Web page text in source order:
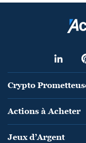
Crypto
Actions à Acheter
Jeux d’Argent